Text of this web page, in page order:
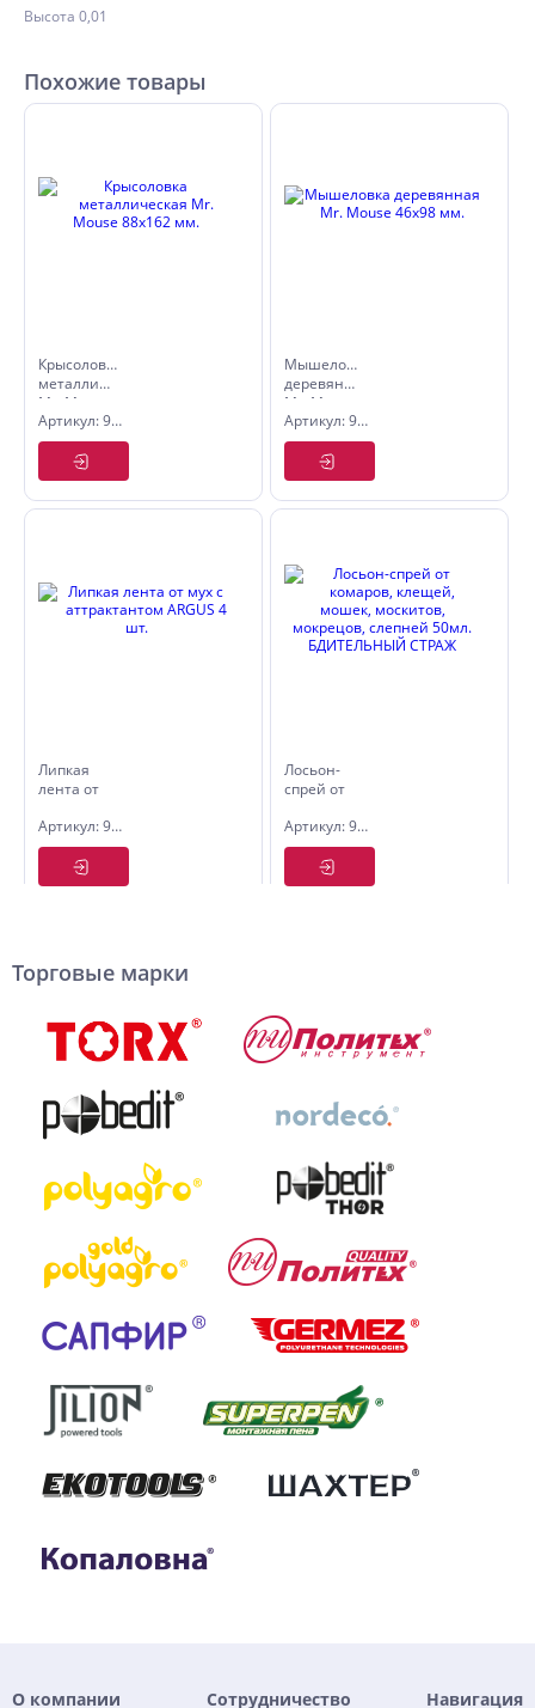
Высота 0,01
Похожие товары
Крысоловка
металлическая
Mr. Mouse
88х162 мм.Артикул: 9070145
Мышеловка
деревянная
Mr. Mouse
46х98 мм. Артикул: 9070130
Липкая
лента от
аттрактантом
ARGUS 4
Артикул: 9070216
Лосьон-
спрей от
клещей,
мошек,
москитов,
мокрецов,
Артикул: 9070021
Торговые марки
О компании Сотрудничество Навигация